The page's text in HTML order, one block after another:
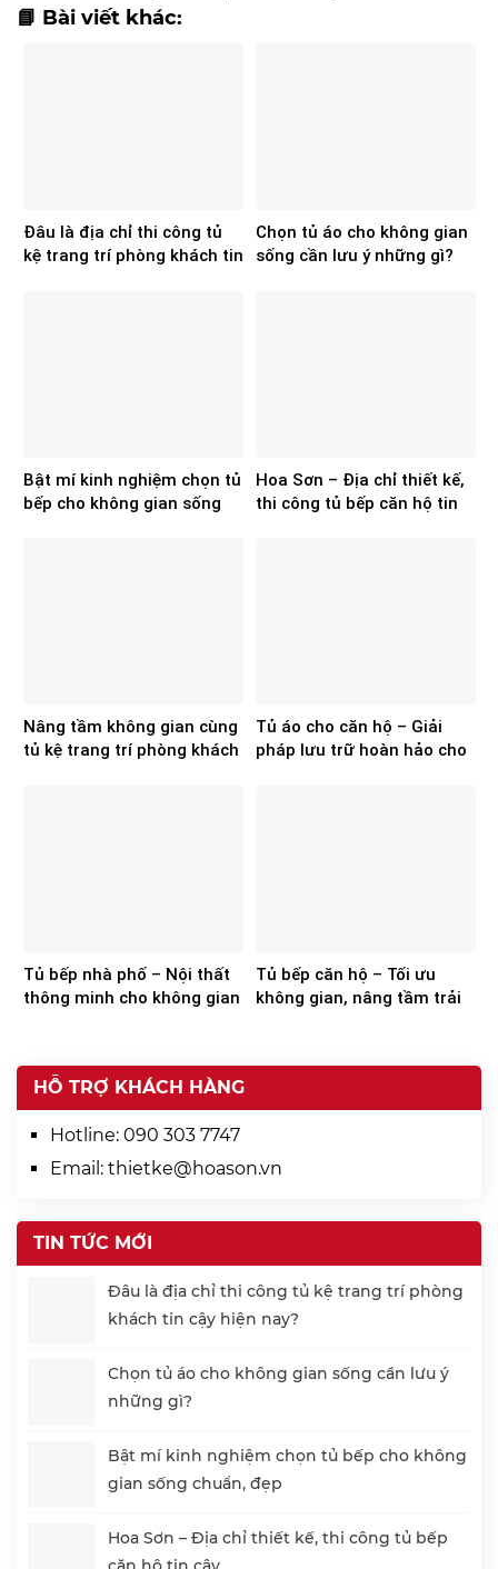
📘 Bài viết khác:
Đâu là địa chỉ thi công tủ
kệ trang trí phòng khách tin
Chọn tủ áo cho không gian
sống cần lưu ý những gì?
Bật mí kinh nghiệm chọn tủ
bếp cho không gian sống
Hoa Sơn – Địa chỉ thiết kế,
thi công tủ bếp căn hộ tin
Nâng tầm không gian cùng
tủ kệ trang trí phòng khách
Tủ áo cho căn hộ – Giải
pháp lưu trữ hoàn hảo cho
Tủ bếp nhà phố – Nội thất
thông minh cho không gian
Tủ bếp căn hộ – Tối ưu
không gian, nâng tầm trải
HỖ TRỢ KHÁCH HÀNG
Hotline: 090 303 7747
Email: thietke@hoason.vn
TIN TỨC MỚI
Đâu là địa chỉ thi công tủ kệ trang trí phòng
khách tin cậy hiện nay?
Chọn tủ áo cho không gian sống cần lưu ý
những gì?
Bật mí kinh nghiệm chọn tủ bếp cho không
gian sống chuẩn, đẹp
Hoa Sơn – Địa chỉ thiết kế, thi công tủ bếp